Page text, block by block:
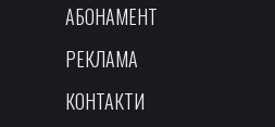
АБОНАМЕНТ
РЕКЛАМА
КОНТАКТИ